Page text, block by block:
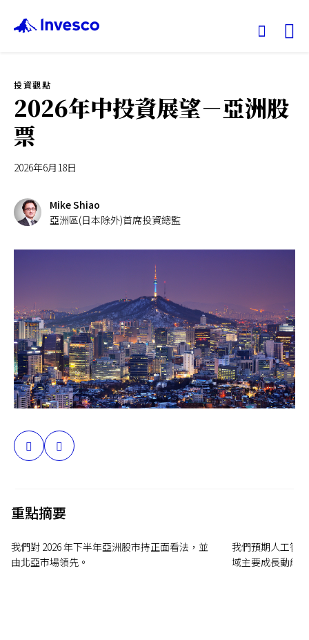
我們的基金
投資觀點
服務中心
關於景順
台灣
投資觀點
2026年中投資展望－亞洲股
票
2026年6月18日
Mike Shiao
亞洲區(日本除外)首席投資總監
分
重點摘要
我們對 2026 年下半年亞洲股市持正面看法，並
由北亞市場領先。
我們預期人工智
域主要成長動能。